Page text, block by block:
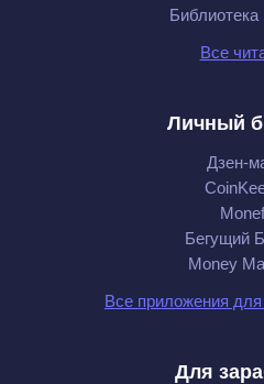
Все
Личный
Дзен-
Бегущий
Money
Все приложения
Для